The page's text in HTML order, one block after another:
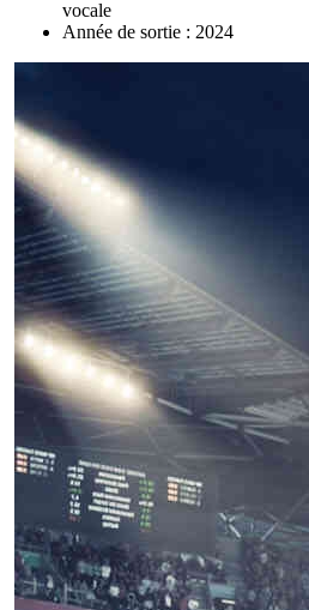
vocale
Année de sortie : 2024